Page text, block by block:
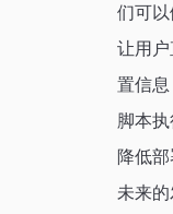
们可以
让用
置信
脚本
降低
未来的